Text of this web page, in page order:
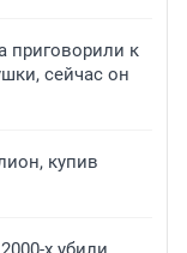
приговорили к
сейчас он
купив